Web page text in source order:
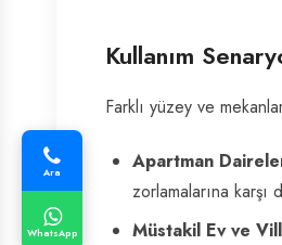
Kullanım
Farklı yüzey ve
Apartman
zorlamalarına karşı
Müstakil Ev ve
Ara
WhatsApp